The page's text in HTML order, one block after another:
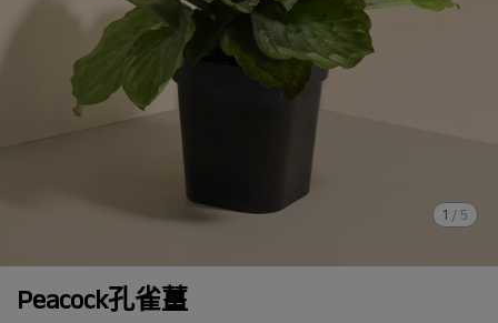
1 / 5
Peacock孔雀薑